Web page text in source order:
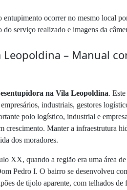
entupimento ocorrer no mesmo local
serviço realizado e imagens da
Leopoldina – Manual
na Vila Leopoldina.
industriais, gestores
polo logístico, industrial e
crescimento. Manter a infraestrutura
dos moradores.
XX, quando a região era uma área
Pedro I. O bairro se desenvolveu
de tijolo aparente, com telhados